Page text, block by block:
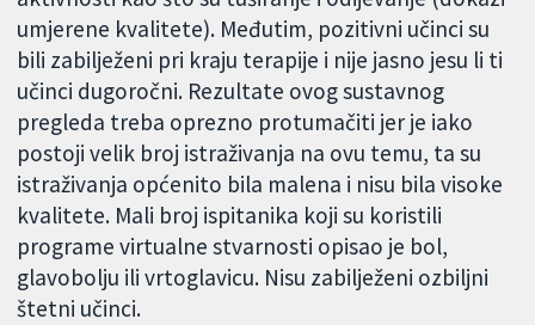
umjerene kvalitete). Međutim, pozitivni učinci su
bili zabilježeni pri kraju terapije i nije jasno jesu li ti
učinci dugoročni. Rezultate ovog sustavnog
pregleda treba oprezno protumačiti jer je iako
postoji velik broj istraživanja na ovu temu, ta su
istraživanja općenito bila malena i nisu bila visoke
kvalitete. Mali broj ispitanika koji su koristili
programe virtualne stvarnosti opisao je bol,
glavobolju ili vrtoglavicu. Nisu zabilježeni ozbiljni
štetni učinci.